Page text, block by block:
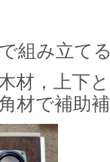
組み立て
材，上下
材で補助